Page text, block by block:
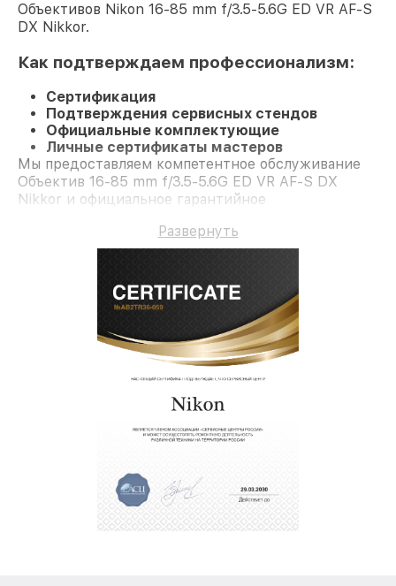
Объективов Nikon 16-85 mm f/3.5-5.6G ED VR AF-S
DX Nikkor.
Как подтверждаем профессионализм:
Сертификация
Подтверждения сервисных стендов
Официальные комплектующие
Личные сертификаты мастеров
Мы предоставляем компетентное обслуживание
Объектив 16-85 mm f/3.5-5.6G ED VR AF-S DX
Nikkor и официальное гарантийное
Развернуть